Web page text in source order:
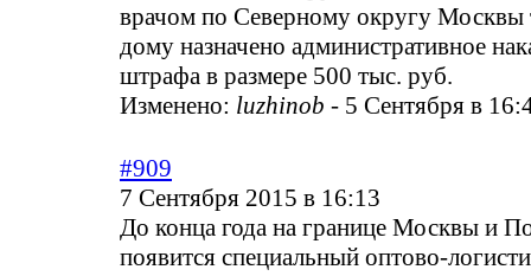
врачом по Северному округу Москвы
дому назначено административное
штрафа в размере 500 тыс. руб.
Изменено: luzhinob - 5 Сентября в
#909
7 Сентября 2015 в 16:13
До конца года на границе Москвы и
появится специальный оптово-